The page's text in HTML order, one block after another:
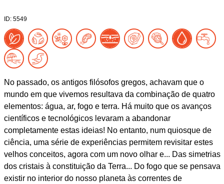
ID: 5549
No passado, os antigos filósofos gregos, achavam que o
mundo em que vivemos resultava da combinação de quatro
elementos: água, ar, fogo e terra. Há muito que os avanços
científicos e tecnológicos levaram a abandonar
completamente estas ideias! No entanto, num quiosque de
ciência, uma série de experiências permitem revisitar estes
velhos conceitos, agora com um novo olhar e... Das simetrias
dos cristais à constituição da Terra... Do fogo que se pensava
existir no interior do nosso planeta às correntes de